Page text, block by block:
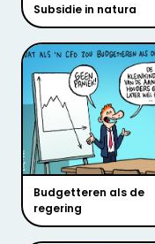
Subsidie in natura
Budgetteren als de
regering